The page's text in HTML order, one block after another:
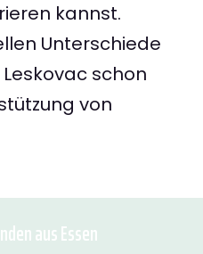
kannst.
Unterschiede
schon
von
aus Essen